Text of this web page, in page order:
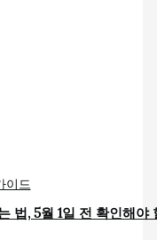
법, 5월 1일 전 확인해야